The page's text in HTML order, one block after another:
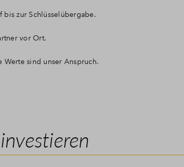
bis zur Schlüsselübergabe.
vor Ort.
sind unser Anspruch.